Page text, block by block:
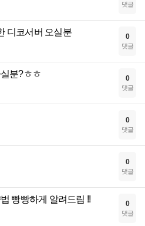
댓글
디코서버 오실분 0
댓글
분?ㅎㅎ 0
댓글
0
댓글
0
댓글
빵빵하게 알려드림 !! 0
댓글